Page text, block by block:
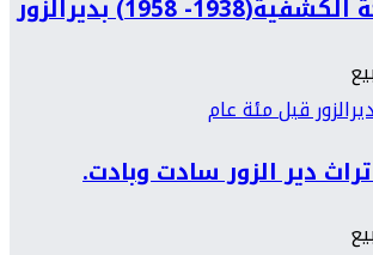
1958) بديرالزور
دير الزور سادت وبادت.